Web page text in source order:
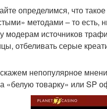
определимся, что
методами – то есть,
модерам источников
отбеливать серые
непопулярное
«белую товарку» или SP